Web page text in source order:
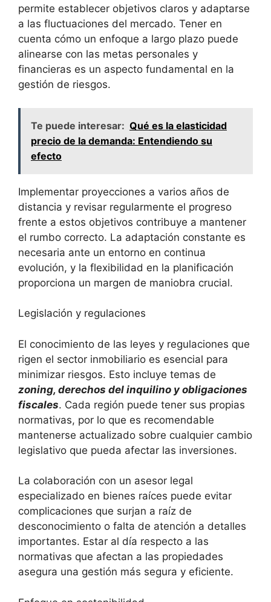
permite​ establecer objetivos claros y adaptarse
a las‌ fluctuaciones del mercado. Tener en
cuenta cómo un enfoque a largo plazo puede
alinearse con las metas‍ personales y
financieras ⁣es un aspecto fundamental en la
gestión de riesgos.
Te puede interesar: Qué es la elasticidad
precio de la demanda: Entendiendo su
efecto
Implementar proyecciones⁣ a varios años de
distancia y revisar regularmente el progreso
frente a estos objetivos contribuye a mantener
el rumbo correcto. La adaptación constante es
necesaria ante un entorno en‍ continua
evolución, y la​ flexibilidad en la⁢ planificación
proporciona un margen de maniobra crucial.
Legislación y ⁢regulaciones
El ⁣conocimiento ​de las leyes y regulaciones que ​
rigen el sector inmobiliario es ⁤esencial para
minimizar riesgos. Esto ‍incluye temas‌ de
zoning, derechos‍ del inquilino y obligaciones
fiscales. Cada región puede⁣ tener sus propias
normativas, por ‌lo que es recomendable
mantenerse actualizado sobre cualquier cambio
legislativo que pueda afectar las inversiones.
La colaboración ‍con un asesor legal
‍especializado en bienes ‍raíces ‌puede evitar
complicaciones que⁣ surjan a raíz de
desconocimiento o falta de atención​ a‍ detalles
importantes. Estar al día respecto a las
normativas que afectan a las propiedades
asegura una gestión más segura y ‌eficiente.